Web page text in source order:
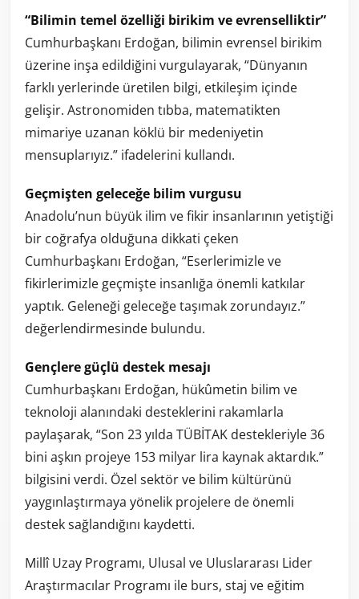
“Bilimin temel özelliği birikim ve evrenselliktir”
Cumhurbaşkanı Erdoğan, bilimin evrensel birikim
üzerine inşa edildiğini vurgulayarak, “Dünyanın
farklı yerlerinde üretilen bilgi, etkileşim içinde
gelişir. Astronomiden tıbba, matematikten
mimariye uzanan köklü bir medeniyetin
mensuplarıyız.” ifadelerini kullandı.
Geçmişten geleceğe bilim vurgusu
Anadolu’nun büyük ilim ve fikir insanlarının yetiştiği
bir coğrafya olduğuna dikkati çeken
Cumhurbaşkanı Erdoğan, “Eserlerimizle ve
fikirlerimizle geçmişte insanlığa önemli katkılar
yaptık. Geleneği geleceğe taşımak zorundayız.”
değerlendirmesinde bulundu.
Gençlere güçlü destek mesajı
Cumhurbaşkanı Erdoğan, hükûmetin bilim ve
teknoloji alanındaki desteklerini rakamlarla
paylaşarak, “Son 23 yılda TÜBİTAK destekleriyle 36
bini aşkın projeye 153 milyar lira kaynak aktardık.”
bilgisini verdi. Özel sektör ve bilim kültürünü
yaygınlaştırmaya yönelik projelere de önemli
destek sağlandığını kaydetti.
Millî Uzay Programı, Ulusal ve Uluslararası Lider
Araştırmacılar Programı ile burs, staj ve eğitim